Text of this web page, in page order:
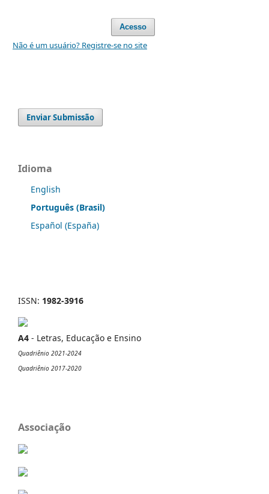
Acesso
Não é um usuário? Registre-se no site
Enviar Submissão
Idioma
English
Português (Brasil)
Español (España)
ISSN: 1982-3916
A4 - Letras, Educação e Ensino
Quadriênio 2021-2024
Quadriênio 2017-2020
Associação